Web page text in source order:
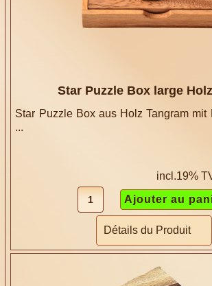
Star Puzzle Box large
Star Puzzle Box aus Holz Tangram mit
...
incl.19%
Détails du Produit